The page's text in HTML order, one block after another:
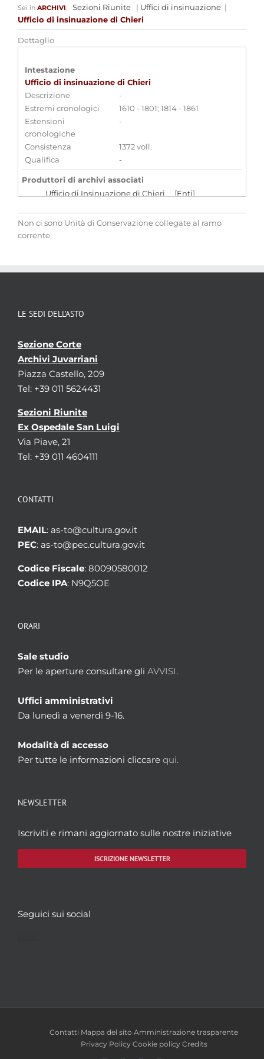
Sei in ARCHIVI: Sezioni Riunite | Uffici di insinuazione |
Ufficio di insinuazione di Chieri
Dettaglio
Intestazione
Ufficio di insinuazione di Chieri
Descrizione
-
Estremi cronologici
1610 - 1801; 1814 - 1861
Estensioni
cronologiche
-
Consistenza
1372 voll.
Qualifica
-
Produttori di archivi associati
Ufficio di Insinuazione di Chieri [Enti]
Strumenti di ricerca associati
Temi
Notai
Visualizza tutte le unit� archivistiche
Non ci sono Unità di Conservazione collegate al ramo
corrente
LE SEDI DELL’ASTO
Sezione Corte
Archivi Juvarriani
Piazza Castello, 209
Tel: +39 011 5624431
Sezioni Riunite
Ex Ospedale San Luigi
Via Piave, 21
Tel: +39 011 4604111
CONTATTI
EMAIL: as-to@cultura.gov.it
PEC: as-to@pec.cultura.gov.it
Codice Fiscale: 80090580012
Codice IPA: N9Q5OE
ORARI
Sale studio
Per le aperture consultare gli AVVISI.
Uffici amministrativi
Da lunedì a venerdì 9-16.
Modalità di accesso
Per tutte le informazioni cliccare qui.
NEWSLETTER
Iscriviti e rimani aggiornato sulle nostre iniziative
ISCRIZIONE NEWSLETTER
Seguici sui social
Contatti Mappa del sito Amministrazione trasparente
Privacy Policy Cookie policy Credits